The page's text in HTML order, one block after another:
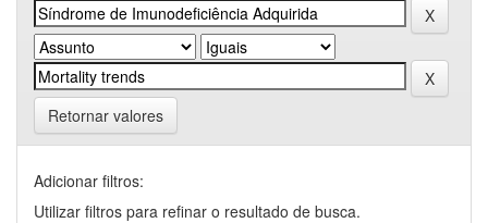
Retornar valores
Adicionar filtros:
Utilizar filtros para refinar o resultado de busca.